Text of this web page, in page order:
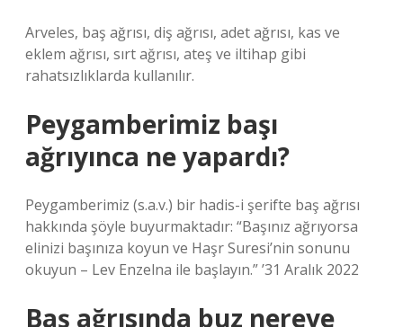
Arveles, baş ağrısı, diş ağrısı, adet ağrısı, kas ve
eklem ağrısı, sırt ağrısı, ateş ve iltihap gibi
rahatsızlıklarda kullanılır.
Peygamberimiz başı
ağrıyınca ne yapardı?
Peygamberimiz (s.a.v.) bir hadis-i şerifte baş ağrısı
hakkında şöyle buyurmaktadır: “Başınız ağrıyorsa
elinizi başınıza koyun ve Haşr Suresi’nin sonunu
okuyun – Lev Enzelna ile başlayın.” ’31 Aralık 2022
Baş ağrısında buz nereye